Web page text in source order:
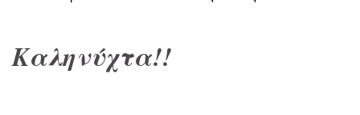
Καληνύχτα!!